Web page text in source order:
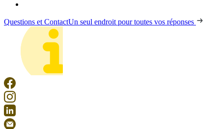
Questions et ContactUn seul endroit pour toutes vos réponses